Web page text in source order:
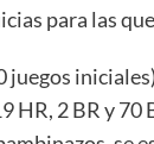
para las
juegos
HR, 2 BR y